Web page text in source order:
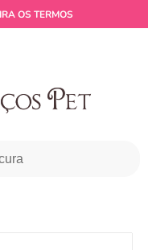
OS TERMOS